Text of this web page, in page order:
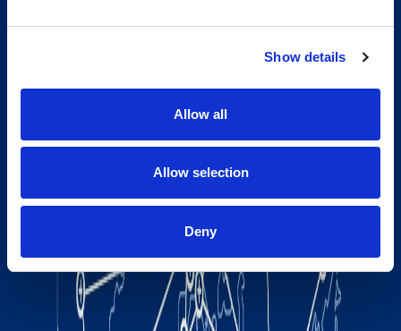
Show details
Allow all
Allow selection
Deny